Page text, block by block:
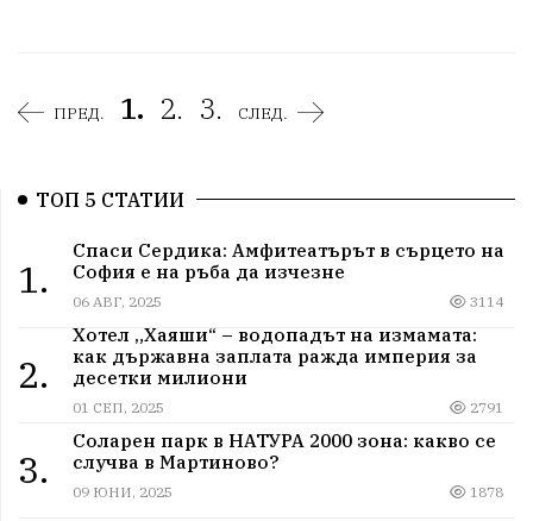
ПРЕД. 1. 2. 3. СЛЕД.
ТОП 5 СТАТИИ
1.
Спаси Сердика: Амфитеатърът в сърцето на
София е на ръба да изчезне
06 АВГ, 2025 3114
2.
Хотел „Хаяши“ – водопадът на измамата:
как държавна заплата ражда империя за
десетки милиони
01 СЕП, 2025 2791
3.
Соларен парк в НАТУРА 2000 зона: какво се
случва в Мартиново?
09 ЮНИ, 2025 1878